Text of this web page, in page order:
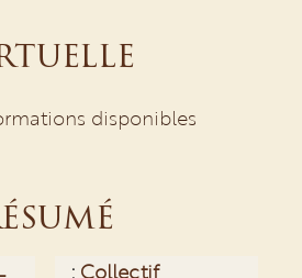
disponibles
Collectif